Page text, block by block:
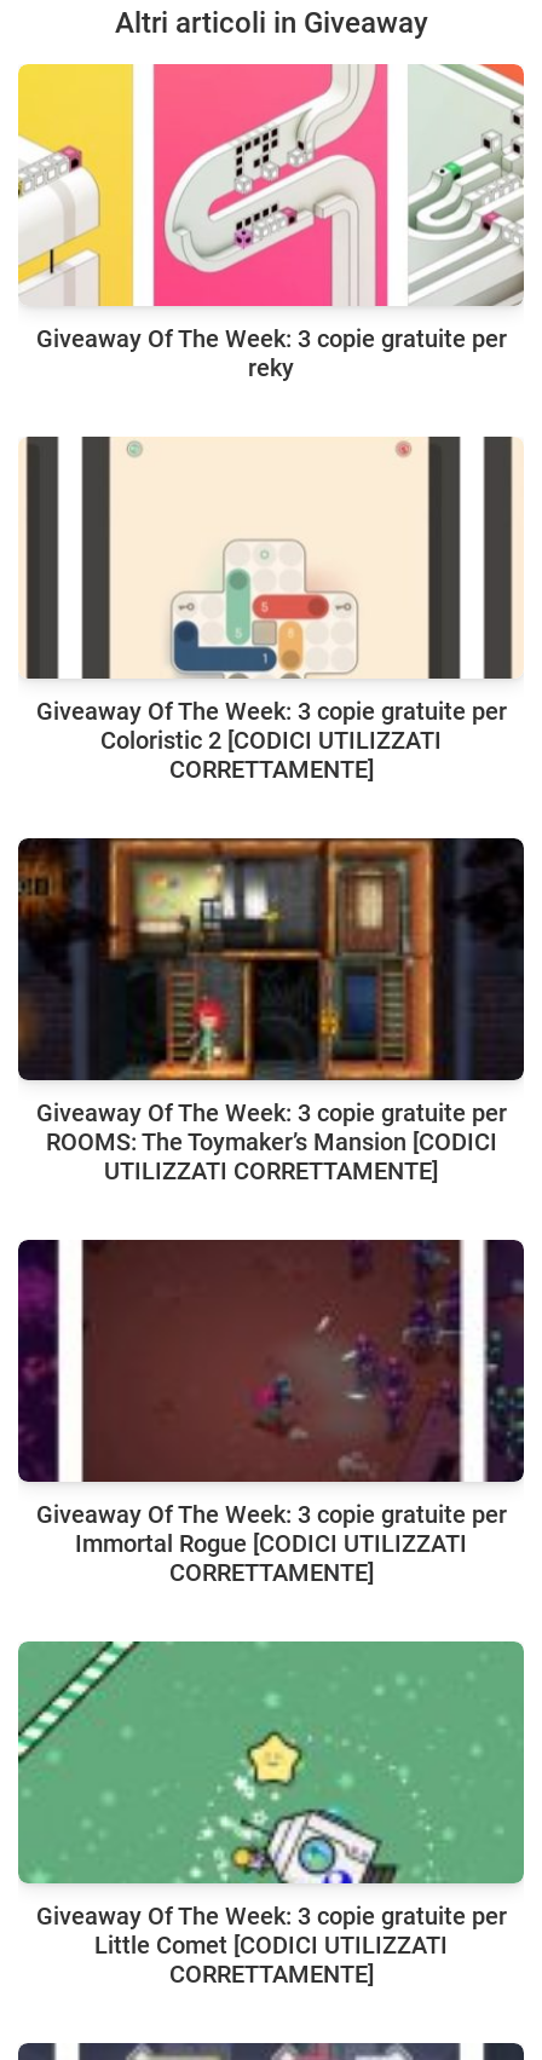
Altri articoli in Giveaway
Giveaway Of The Week: 3 copie gratuite per
reky
Giveaway Of The Week: 3 copie gratuite per
Coloristic 2 [CODICI UTILIZZATI
CORRETTAMENTE]
Giveaway Of The Week: 3 copie gratuite per
ROOMS: The Toymaker’s Mansion [CODICI
UTILIZZATI CORRETTAMENTE]
Giveaway Of The Week: 3 copie gratuite per
Immortal Rogue [CODICI UTILIZZATI
CORRETTAMENTE]
Giveaway Of The Week: 3 copie gratuite per
Little Comet [CODICI UTILIZZATI
CORRETTAMENTE]